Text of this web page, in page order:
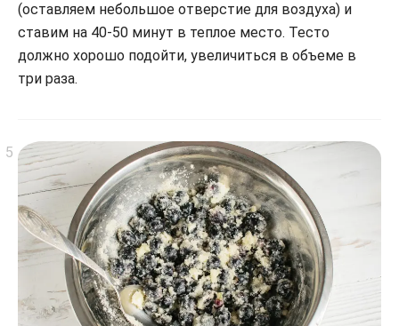
(оставляем небольшое отверстие для воздуха) и
ставим на 40-50 минут в теплое место. Тесто
должно хорошо подойти, увеличиться в объеме в
три раза.